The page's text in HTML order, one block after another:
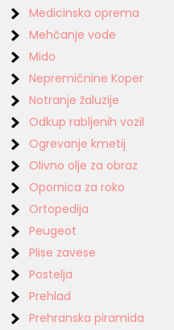
Medicinska oprema
Mehčanje vode
Mido
Nepremičnine Koper
Notranje žaluzije
Odkup rabljenih vozil
Ogrevanje kmetij
Olivno olje za obraz
Opornica za roko
Ortopedija
Peugeot
Plise zavese
Postelja
Prehlad
Prehranska piramida